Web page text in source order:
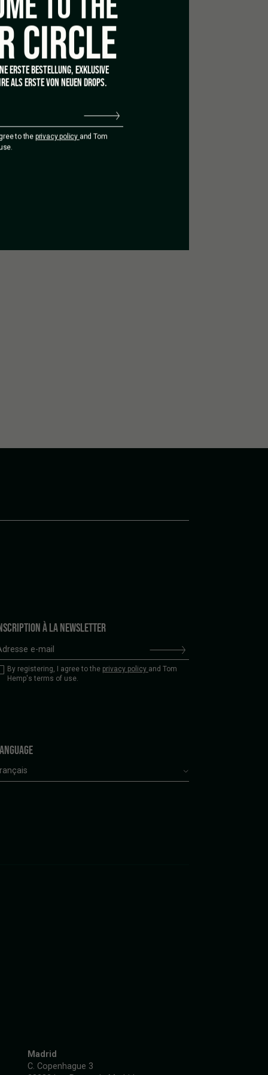
SMOKING XMAS SET
À LA NEWSLETTER
By registering, I agree to the privacy policy and Tom
Hemp's terms of use.
Madrid
C. Copenhague 3
CIRCLE
ERSTE BESTELLUNG, EXKLUSIVE
ALS ERSTE VON NEUEN DROPS.
to the privacy policy and Tom